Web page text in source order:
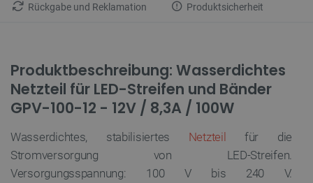
Rückgabe und Reklamation Produktsicherheit
Produktbeschreibung: Wasserdichtes
Netzteil für LED-Streifen und Bänder
GPV-100-12 - 12V / 8,3A / 100W
Wasserdichtes, stabilisiertes Netzteil für die
Stromversorgung von LED-Streifen.
Versorgungsspannung: 100 V bis 240 V.